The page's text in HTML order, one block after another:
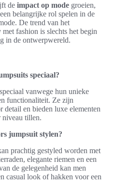
de impact op mode groeien,
een belangrijke rol spelen in de
De trend van het
fashion is slechts het begin
in de ontwerpwereld.
speciaal?
vanwege hun unieke
functionaliteit. Ze zijn
detail en bieden luxe elementen
niveau tillen.
jumpsuit stylen?
prachtig gestyled worden met
elegante riemen en een
de gelegenheid kan men
casual look of hakken voor een